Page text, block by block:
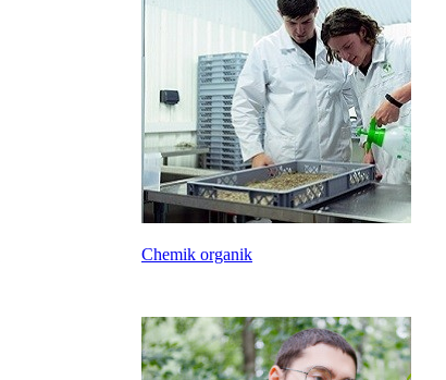
Chemik organik